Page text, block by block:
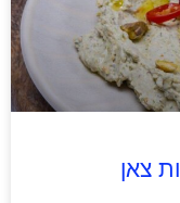
צאן